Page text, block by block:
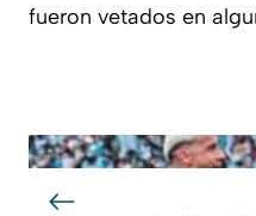
fueron vetados en